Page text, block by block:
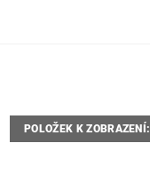
POLOŽEK K ZOBRAZENÍ: